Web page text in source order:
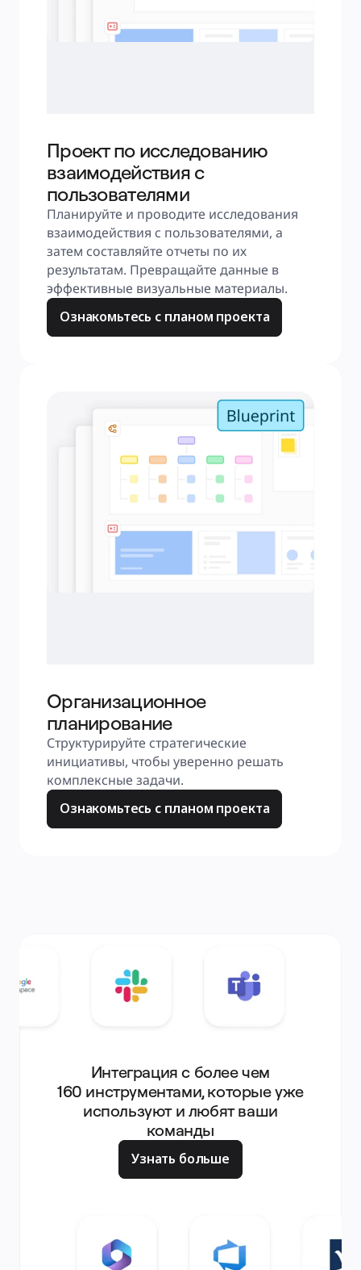
Проект по исследованию
взаимодействия с
пользователями
Планируйте и проводите исследования
взаимодействия с пользователями, а
затем составляйте отчеты по их
результатам. Превращайте данные в
эффективные визуальные материалы.
Ознакомьтесь с планом проекта
Организационное
планирование
Структурируйте стратегические
инициативы, чтобы уверенно решать
комплексные задачи.
Ознакомьтесь с планом проекта
Интеграция с более чем
160 инструментами, которые уже
используют и любят ваши
команды
Узнать больше